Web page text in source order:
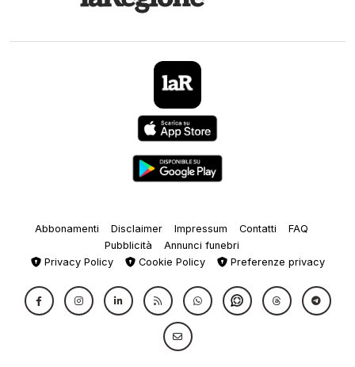
Abbonamenti Disclaimer Impressum Contatti
FAQ
Pubblicità
Annunci funebri
Privacy Policy
Cookie Policy Preferenze privacy